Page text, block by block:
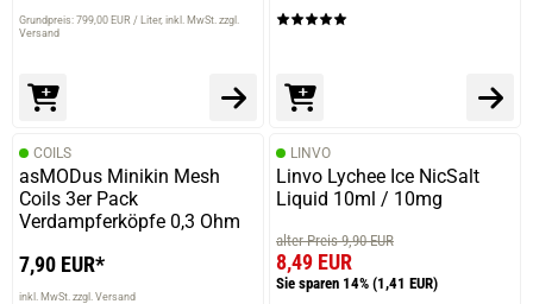
Grundpreis: 799,00 EUR / Liter inkl. MwSt. zzgl.
Versand
COILS
asMODus Minikin Mesh
Coils 3er Pack
Verdampferköpfe 0,3 Ohm
7,90 EUR*
inkl. MwSt. zzgl. Versand
LINVO
Linvo Lychee Ice NicSalt
Liquid 10ml / 10mg
alter Preis 9,90 EUR
8,49 EUR
Sie sparen 14% (1,41 EUR)